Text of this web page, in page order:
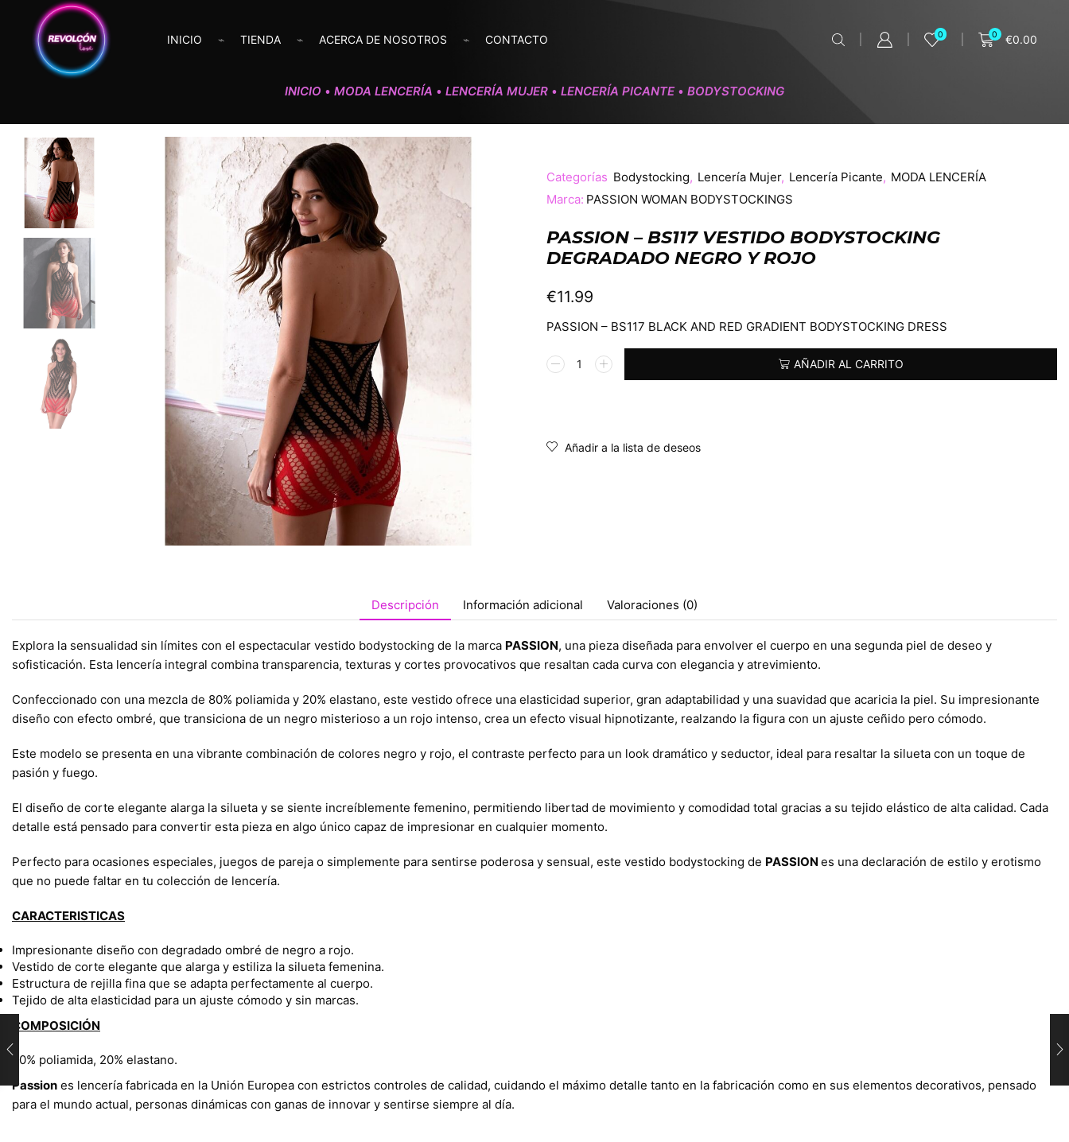
INICIO TIENDA ACERCA DE NOSOTROS CONTACTO 0 0 €0.00
INICIO • MODA LENCERÍA • LENCERÍA MUJER • LENCERÍA PICANTE • BODYSTOCKING
Categorías Bodystocking, Lencería Mujer, Lencería Picante, MODA LENCERÍA
Marca: PASSION WOMAN BODYSTOCKINGS
PASSION – BS117 VESTIDO BODYSTOCKING
DEGRADADO NEGRO Y ROJO
€11.99
PASSION – BS117 BLACK AND RED GRADIENT BODYSTOCKING DRESS
AÑADIR AL CARRITO
Alternative:
Añadir a la lista de deseos
Descripción Información adicional Valoraciones (0)
Explora la sensualidad sin límites con el espectacular vestido bodystocking de la marca PASSION, una pieza diseñada para envolver el cuerpo en una segunda piel de deseo y
sofisticación. Esta lencería integral combina transparencia, texturas y cortes provocativos que resaltan cada curva con elegancia y atrevimiento.
Confeccionado con una mezcla de 80% poliamida y 20% elastano, este vestido ofrece una elasticidad superior, gran adaptabilidad y una suavidad que acaricia la piel. Su impresionante
diseño con efecto ombré, que transiciona de un negro misterioso a un rojo intenso, crea un efecto visual hipnotizante, realzando la figura con un ajuste ceñido pero cómodo.
Este modelo se presenta en una vibrante combinación de colores negro y rojo, el contraste perfecto para un look dramático y seductor, ideal para resaltar la silueta con un toque de
pasión y fuego.
El diseño de corte elegante alarga la silueta y se siente increíblemente femenino, permitiendo libertad de movimiento y comodidad total gracias a su tejido elástico de alta calidad. Cada
detalle está pensado para convertir esta pieza en algo único capaz de impresionar en cualquier momento.
Perfecto para ocasiones especiales, juegos de pareja o simplemente para sentirse poderosa y sensual, este vestido bodystocking de PASSION es una declaración de estilo y erotismo
que no puede faltar en tu colección de lencería.
CARACTERISTICAS
Impresionante diseño con degradado ombré de negro a rojo.
Vestido de corte elegante que alarga y estiliza la silueta femenina.
Estructura de rejilla fina que se adapta perfectamente al cuerpo.
Tejido de alta elasticidad para un ajuste cómodo y sin marcas.
COMPOSICIÓN
80% poliamida, 20% elastano.
Passion es lencería fabricada en la Unión Europea con estrictos controles de calidad, cuidando el máximo detalle tanto en la fabricación como en sus elementos decorativos, pensado
para el mundo actual, personas dinámicas con ganas de innovar y sentirse siempre al día.